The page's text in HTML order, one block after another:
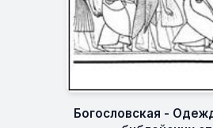
Богословская -